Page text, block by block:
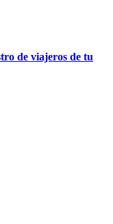
de viajeros de tu